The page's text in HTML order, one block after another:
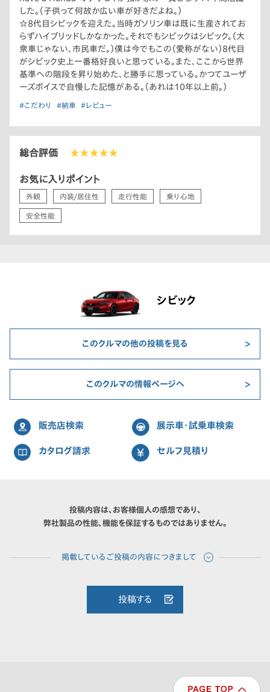
した。（子供って何故か広い車が好きだよね。）
☆8代目シビックを迎えた。当時ガソリン車は既に生産されてお
らずハイブリッドしかなかった。それでもシビックはシビック。（大
衆車じゃない、市民車だ。）僕は今でもこの（愛称がない）8代目
がシビック史上一番格好良いと思っている。また、ここから世界
基準への階段を昇り始めた、と勝手に思っている。かつてユーザ
ーズボイスで自慢した記憶がある。（あれは10年以上前。）
#こだわり #納車 #レビュー
総合評価 ★★★★★
お気に入りポイント
外観 内装/居住性 走行性能 乗り心地
安全性能
シビック
このクルマの他の投稿を見る
このクルマの情報ページへ
販売店検索 展示車・試乗車検索
カタログ請求 セルフ見積り
投稿内容は、お客様個人の感想であり、
弊社製品の性能、機能を保証するものではありません。
投稿する